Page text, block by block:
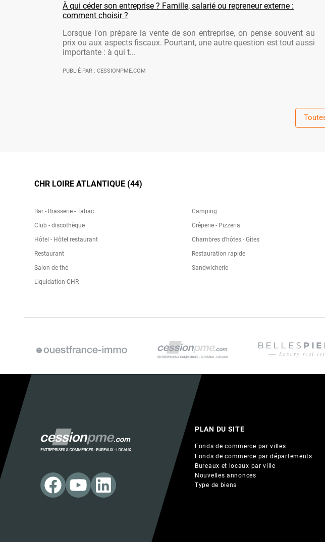
À qui céder son entreprise ? Famille, salarié ou repreneur externe :
comment choisir ?
Lorsque l'on prépare la vente de son entreprise, on pense souvent au
prix ou aux aspects fiscaux. Pourtant, une autre question est tout aussi
importante : à qui t...
PUBLIÉ PAR : CESSIONPME.COM
CHR LOIRE ATLANTIQUE (44)
Bar - Brasserie - Tabac
Camping
Club - discothèque
Crêperie - Pizzeria
Hôtel - Hôtel restaurant
Chambres d'hôtes - Gîtes
Restaurant
Restauration rapide
Salon de thé
Sandwicherie
Liquidation CHR
PLAN DU SITE
Fonds de commerce par villes
Fonds de commerce par départements
Bureaux et locaux par ville
Nouvelles annonces
Type de biens